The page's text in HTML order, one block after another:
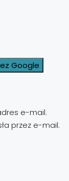
Google
e-mail.
przez e-mail.